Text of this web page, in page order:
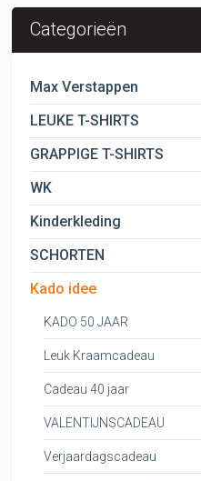
Categorieën
Max Verstappen
LEUKE T-SHIRTS
GRAPPIGE T-SHIRTS
WK
Kinderkleding
SCHORTEN
Kado idee
KADO 50 JAAR
Leuk Kraamcadeau
Cadeau 40 jaar
VALENTIJNSCADEAU
Verjaardagscadeau